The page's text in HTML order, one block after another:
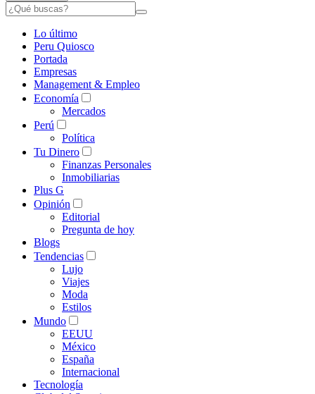
Lo último
Peru Quiosco
Portada
Empresas
Management & Empleo
Economía
Mercados
Perú
Política
Tu Dinero
Finanzas Personales
Inmobiliarias
Plus G
Opinión
Editorial
Pregunta de hoy
Blogs
Tendencias
Lujo
Viajes
Moda
Estilos
Mundo
EEUU
México
España
Internacional
Tecnología